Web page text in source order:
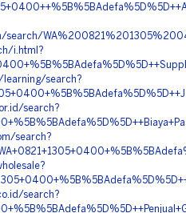
search/
i.html?
search?
search?
search?
search?